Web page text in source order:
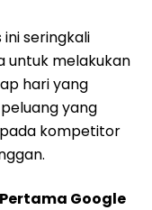
seringkali
untuk melakukan
hari yang
yang
kompetitor
Google